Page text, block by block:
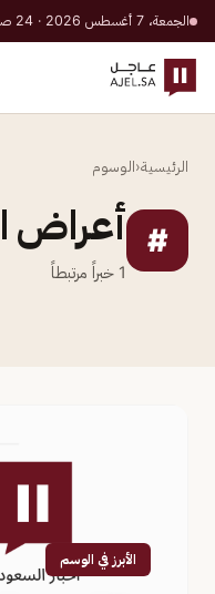
الجمعة، 7 أغسطس 2026 · 24 صفر 1448 هـ
الرئيسية‹الوسوم
# أعراض
1 خبراً مرتبطاً
الأبرز في الوسم